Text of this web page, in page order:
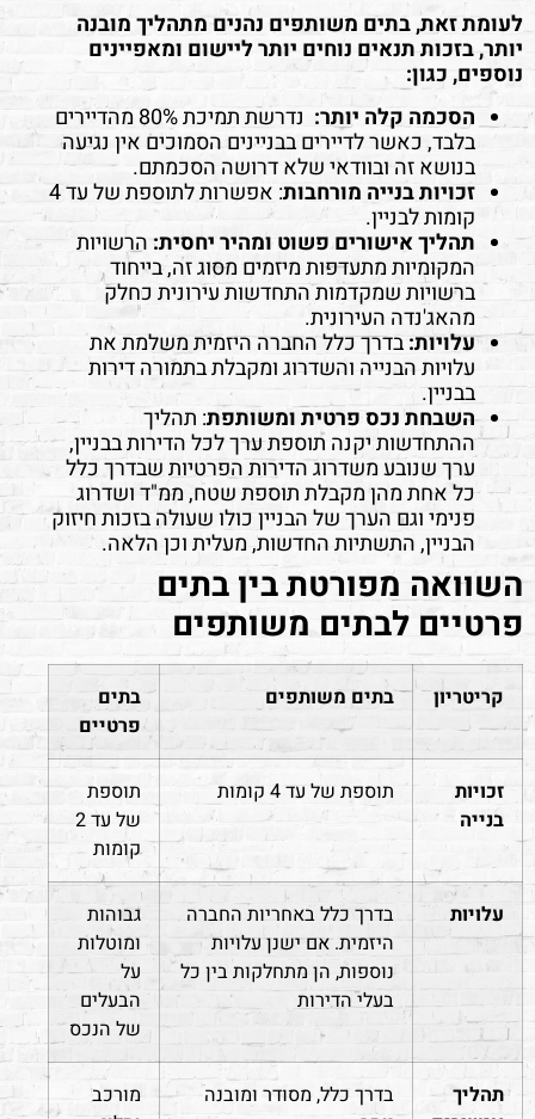
לעומת זאת, בתים משותפים נהנים מתהליך מובנה
יותר, בזכות תנאים נוחים יותר ליישום ומאפיינים
נוספים, כגון:
הסכמה קלה יותר:
נדרשת תמיכת 80% מהדיירים
בלבד, כאשר לדיירים בבניינים הסמוכים אין נגיעה
בנושא זה ובוודאי שלא דרושה הסכמתם.
זכויות בנייה מורחבות : אפשרות לתוספת של עד 4
קומות לבניין.
תהליך אישורים פשוט ומהיריחסית:הרשויות
המקומיות מתעדפות מיזמים מסוג זה, בייחוד
ברשויות שמקדמות התחדשות עירונית כחלק
מהאג'נדה העירונית.
עלויות:בדרך כלל החברה היזמית משלמת את
עלויות הבנייה והשדרוג ומקבלת בתמורה דירות
בבניין.
השבחת נכס פרטית ומשותפת: תהליך
ההתחדשות יקנה תוספת ערך לכל הדירות בבניין,
ערך שנובע משדרוג הדירות הפרטיות שבדרך כלל
כל אחת מהן מקבלת תוספת שטח, ממ"ד ושדרוג
פנימי וגם הערך של הבניין כולו שעולה בזכות חיזוק
הבניין, התשתיות החדשות, מעלית וכן הלאה.
השוואה מפורטת בין בתים
פרטיים לבתים משותפים
קריטריון בתים משותפים
בתים
פרטיים
זכויות
בנייה
תוספת של עד 4 קומות
תוספת
של עד 2
קומות
עלויות
בדרך כלל באחריות החברה
היזמית. אם ישנן עלויות
נוספות, הן מתחלקות בין כל
בעלי הדירות
גבוהות
ומוטלות
על
הבעלים
של הנכס
תהליך
בדרך כלל, מסודר ומובנה
מורכב